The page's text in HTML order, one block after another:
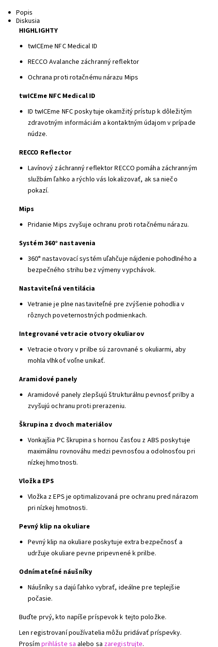
Popis
Diskusia
HIGHLIGHTY
twICEme NFC Medical ID
RECCO Avalanche záchranný reflektor
Ochrana proti rotačnému nárazu Mips
twICEme NFC Medical ID
ID twICEme NFC poskytuje okamžitý prístup k dôležitým
zdravotným informáciám a kontaktným údajom v prípade
núdze.
RECCO Reflector
Lavínový záchranný reflektor RECCO pomáha záchranným
službám ľahko a rýchlo vás lokalizovať, ak sa niečo
pokazí.
Mips
Pridanie Mips zvyšuje ochranu proti rotačnému nárazu.
Systém 360° nastavenia
360° nastavovací systém uľahčuje nájdenie pohodlného a
bezpečného strihu bez výmeny vypchávok.
Nastaviteľná ventilácia
Vetranie je plne nastaviteľné pre zvýšenie pohodlia v
rôznych poveternostných podmienkach.
Integrované vetracie otvory okuliarov
Vetracie otvory v prilbe sú zarovnané s okuliarmi, aby
mohla vlhkoť voľne unikať.
Aramidové panely
Aramidové panely zlepšujú štrukturálnu pevnosť prilby a
zvyšujú ochranu proti prerazeniu.
Škrupina z dvoch materiálov
Vonkajšia PC škrupina s hornou časťou z ABS poskytuje
maximálnu rovnováhu medzi pevnosťou a odolnosťou pri
nízkej hmotnosti.
Vložka EPS
Vložka z EPS je optimalizovaná pre ochranu pred nárazom
pri nízkej hmotnosti.
Pevný klip na okuliare
Pevný klip na okuliare poskytuje extra bezpečnosť a
udržuje okuliare pevne pripevnené k prilbe.
Odnímateľné náušníky
Náušníky sa dajú ľahko vybrať, ideálne pre teplejšie
počasie.
Buďte prvý, kto napíše príspevok k tejto položke.
Len registrovaní používatelia môžu pridávať príspevky.
Prosím prihláste sa alebo sa zaregistrujte.